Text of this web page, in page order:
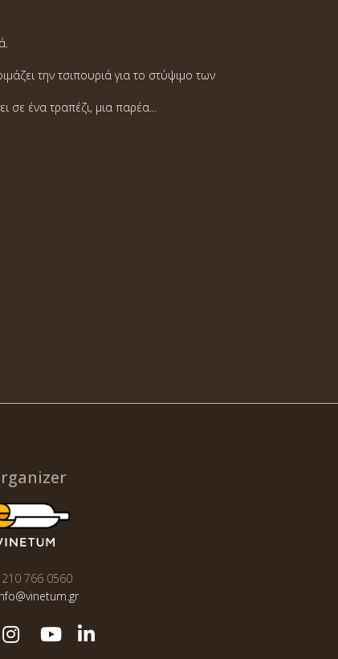
την τσιπουριά για το στύψιμο των
σε ένα τραπέζι, μια παρέα...
210 766 0560